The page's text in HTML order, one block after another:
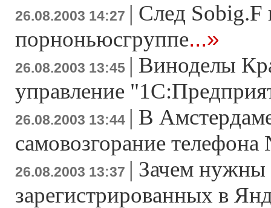
26.08.2003 14:27 | След Sobig.F
порноньюсгруппе...»
26.08.2003 13:45 | Виноделы
управление
26.08.2003 13:44 | В
самовозгорание телефона
26.08.2003 13:37 | Зачем нужны
зарегистрированных в